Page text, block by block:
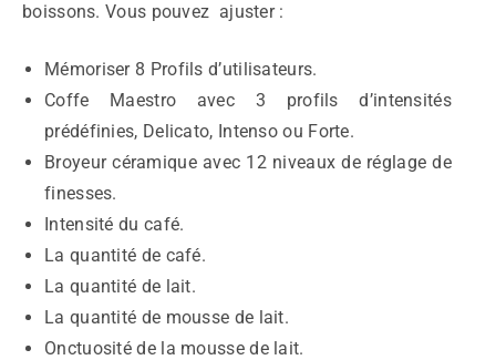
boissons. Vous pouvez ajuster :
Mémoriser 8 Profils d’utilisateurs.
Coffe Maestro avec 3 profils d’intensités
prédéfinies, Delicato, Intenso ou Forte.
Broyeur céramique avec 12 niveaux de réglage de
finesses.
Intensité du café.
La quantité de café.
La quantité de lait.
La quantité de mousse de lait.
Onctuosité de la mousse de lait.